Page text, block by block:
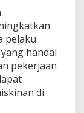
pelaku
handal
pekerjaan
di